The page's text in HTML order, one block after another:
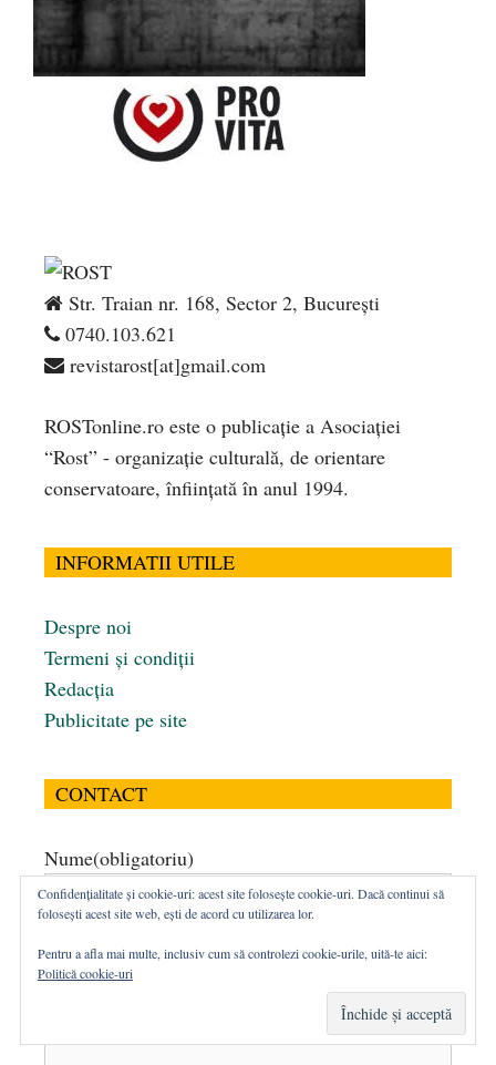
Str. Traian nr. 168, Sector 2, București
0740.103.621
revistarost[at]gmail.com
ROSTonline.ro este o publicaţie a Asociaţiei
“Rost” - organizaţie culturală, de orientare
conservatoare, înfiinţată în anul 1994.
INFORMATII UTILE
Despre noi
Termeni și condiții
Redacția
Publicitate pe site
CONTACT
Nume(obligatoriu)
Email(obligatoriu)
Confidențialitate și cookie-uri: acest site folosește cookie-uri. Dacă continui să
folosești acest site web, ești de acord cu utilizarea lor.
Pentru a afla mai multe, inclusiv cum să controlezi cookie-urile, uită-te aici:
Politică cookie-uri